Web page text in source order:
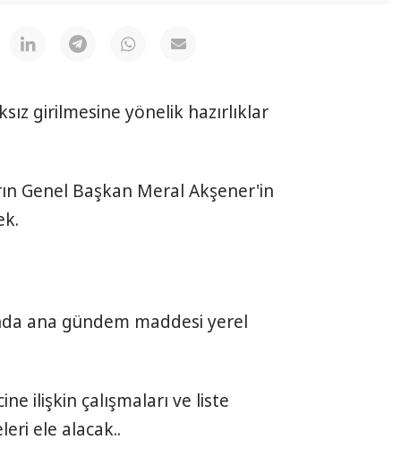
girilmesine yönelik hazırlıklar
Genel Başkan Meral Akşener'in
ana gündem maddesi yerel
ilişkin çalışmaları ve liste
ele alacak..